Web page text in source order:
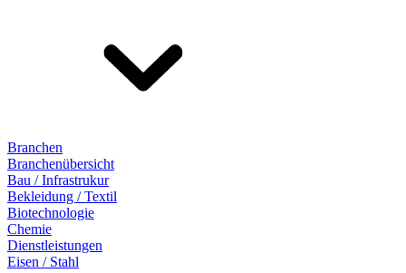
Branchen
Branchenübersicht
Bau / Infrastrukur
Bekleidung / Textil
Biotechnologie
Chemie
Dienstleistungen
Eisen / Stahl